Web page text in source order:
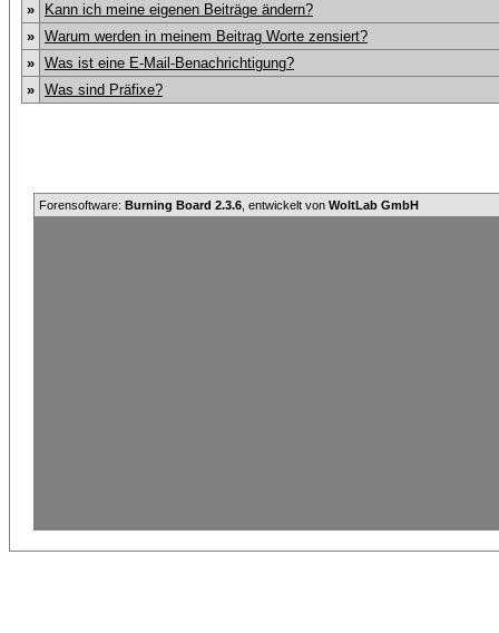
»
Kann ich meine eigenen Beiträge ändern?
» Warum werden in meinem Beitrag Worte zensiert?
» Was ist eine E-Mail-Benachrichtigung?
» Was sind Präfixe?
Forensoftware: Burning Board 2.3.6 , entwickelt von WoltLab GmbH